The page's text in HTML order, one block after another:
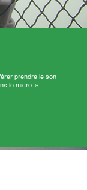
prendre le son
le micro. »